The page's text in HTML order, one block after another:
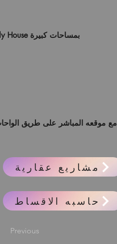
Family House بمساحات كبيرة
موقعه المباشر على طريق
مشاريع عقارية
حاسبه الاقساط
Previous